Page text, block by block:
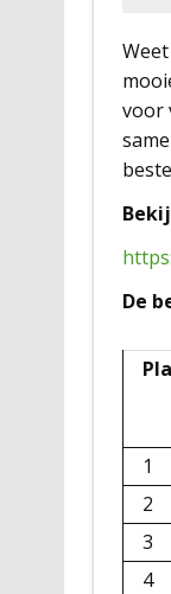
voor
De
1
2
3
4